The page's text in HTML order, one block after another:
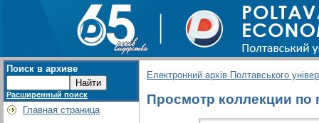
Поиск в архиве
Расширенный поиск
Главная страница
Електронний архів Полтавського
Просмотр коллекции по